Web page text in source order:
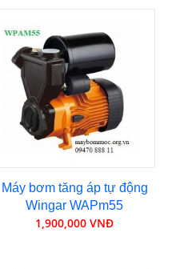
Máy bơm tăng áp tự động
Wingar WAPm55
1,900,000 VNĐ